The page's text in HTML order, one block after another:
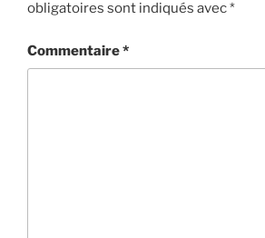
obligatoires sont indiqués avec*
Commentaire*